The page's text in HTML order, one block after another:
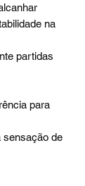
na
partidas
para
sensação de